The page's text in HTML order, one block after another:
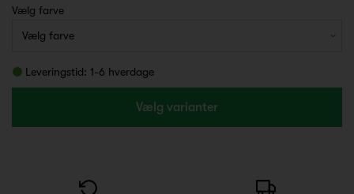
Vælg farve
Leveringstid: 1-6 hverdage
Vælg varianter